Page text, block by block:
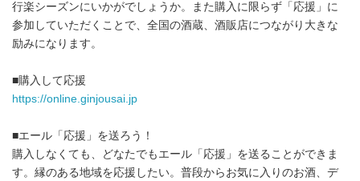
行楽シーズンにいかがでしょうか。また購入に限らず「応援」に
参加していただくことで、全国の酒蔵、酒販店につながり大きな
励みになります。
■購入して応援
https://online.ginjousai.jp
■エール「応援」を送ろう！
購入しなくても、どなたでもエール「応援」を送ることができま
す。縁のある地域を応援したい。普段からお気に入りのお酒、デ